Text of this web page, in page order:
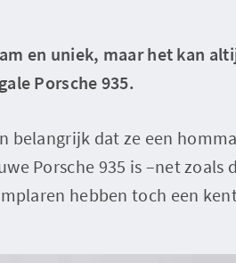
en uniek, maar het kan
Porsche 935.
belangrijk dat ze een
Porsche 935 is –net
hebben toch een